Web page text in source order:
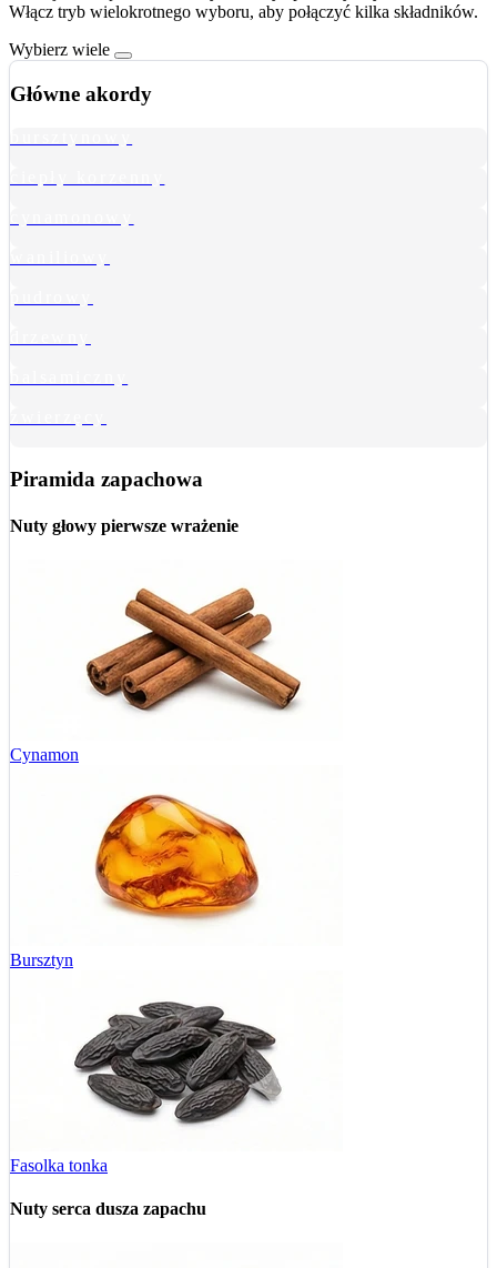
Włącz tryb wielokrotnego wyboru, aby połączyć kilka składników.
Wybierz wiele
Główne akordy
Piramida zapachowa
Nuty głowy pierwsze wrażenie
Cynamon
Bursztyn
Fasolka tonka
Nuty serca dusza zapachu